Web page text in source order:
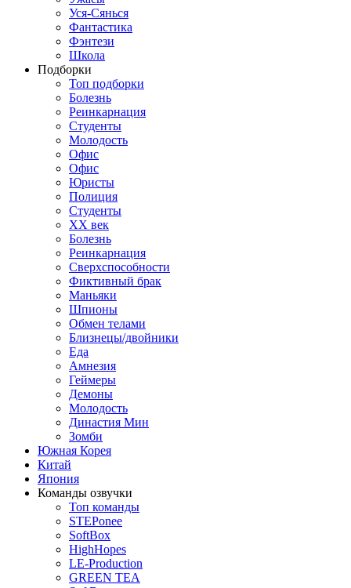
Уся-Сянься
Фантастика
Фэнтези
Школа
Подборки
Топ подборки
Болезнь
Реинкарнация
Студенты
Молодость
Офис
Офис
Юристы
Полиция
Студенты
ХХ век
Болезнь
Реинкарнация
Сверхспособности
Фиктивный брак
Маньяки
Шпионы
Обмен телами
Близнецы/двойники
Еда
Амнезия
Геймеры
Демоны
Молодость
Династия Мин
Зомби
Южная Корея
Китай
Япония
Команды озвучки
Топ команды
STEPonee
SoftBox
HighHopes
LE-Production
GREEN TEA